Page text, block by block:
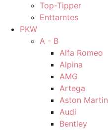
Top-Tipper
Enttarntes
PKW
A - B
Alfa Romeo
Alpina
AMG
Artega
Aston Martin
Audi
Bentley